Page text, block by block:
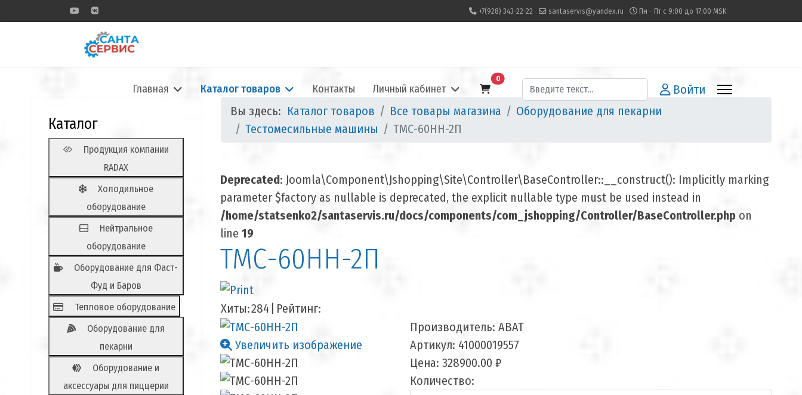
+7(928) 343-22-22 santaservis@yandex.ru Пн - Пт с 9:00 до 17:00 MSK
Главная Каталог товаров Контакты Личный кабинет
0В корзину
Поиск Войти
Каталог
Продукция компании
RADAX
Холодильное
оборудование
Нейтральное
оборудование
Оборудование для Фаст-
Фуд и Баров
Тепловое оборудование
Оборудование для
пекарни
Оборудование и
аксессуары для пиццерии
Вы здесь: Каталог товаров Все товары магазина
Оборудование для пекарни
Тестомесильные машины
ТМС-60НН-2П
Deprecated: Joomla\Component\Jshopping\Site\Controller\BaseController::__construct(): Implicitly marking
parameter $factory as nullable is deprecated, the explicit nullable type must be used instead in
/home/statsenko2/santaservis.ru/docs/components/com_jshopping/Controller/BaseController.phpon
line 19
ТМС-60НН-2П
Хиты:284 Рейтинг:
Увеличить изображение
Производитель: ABAT
Артикул: 41000019557
Цена: 328900.00 ₽
Количество: